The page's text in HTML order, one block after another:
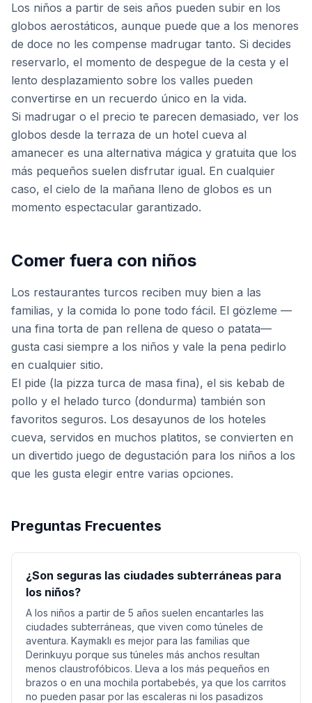
Los niños a partir de seis años pueden subir en los
globos aerostáticos, aunque puede que a los menores
de doce no les compense madrugar tanto. Si decides
reservarlo, el momento de despegue de la cesta y el
lento desplazamiento sobre los valles pueden
convertirse en un recuerdo único en la vida.
Si madrugar o el precio te parecen demasiado, ver los
globos desde la terraza de un hotel cueva al
amanecer es una alternativa mágica y gratuita que los
más pequeños suelen disfrutar igual. En cualquier
caso, el cielo de la mañana lleno de globos es un
momento espectacular garantizado.
Comer fuera con niños
Los restaurantes turcos reciben muy bien a las
familias, y la comida lo pone todo fácil. El gözleme —
una fina torta de pan rellena de queso o patata—
gusta casi siempre a los niños y vale la pena pedirlo
en cualquier sitio.
El pide (la pizza turca de masa fina), el sis kebab de
pollo y el helado turco (dondurma) también son
favoritos seguros. Los desayunos de los hoteles
cueva, servidos en muchos platitos, se convierten en
un divertido juego de degustación para los niños a los
que les gusta elegir entre varias opciones.
Preguntas Frecuentes
¿Son seguras las ciudades subterráneas para
los niños?
A los niños a partir de 5 años suelen encantarles las
ciudades subterráneas, que viven como túneles de
aventura. Kaymaklı es mejor para las familias que
Derinkuyu porque sus túneles más anchos resultan
menos claustrofóbicos. Lleva a los más pequeños en
brazos o en una mochila portabebés, ya que los carritos
no pueden pasar por las escaleras ni los pasadizos